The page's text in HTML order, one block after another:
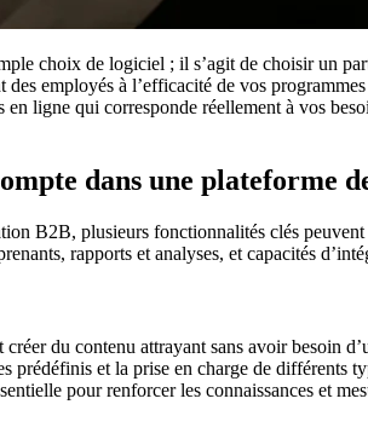
choix de logiciel ; il s’agit de choisir un
employés à l’efficacité de vos
ligne qui corresponde réellement à vos
dans une plateforme
B2B, plusieurs fonctionnalités clés
rapports et analyses, et capacités
du contenu attrayant sans avoir besoin
prédéfinis et la prise en charge de
pour renforcer les connaissances et